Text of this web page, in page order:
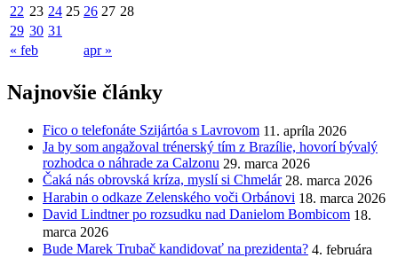
« feb apr »
22 23 24 25 26 27 28
29 30 31
Najnovšie články
Fico o telefonáte Szijártóa s Lavrovom 11. apríla 2026
Ja by som angažoval trénerský tím z Brazílie, hovorí bývalý
rozhodca o náhrade za Calzonu 29. marca 2026
Čaká nás obrovská kríza, myslí si Chmelár 28. marca 2026
Harabin o odkaze Zelenského voči Orbánovi 18. marca 2026
David Lindtner po rozsudku nad Danielom Bombicom 18.
marca 2026
Bude Marek Trubač kandidovať na prezidenta? 4. februára